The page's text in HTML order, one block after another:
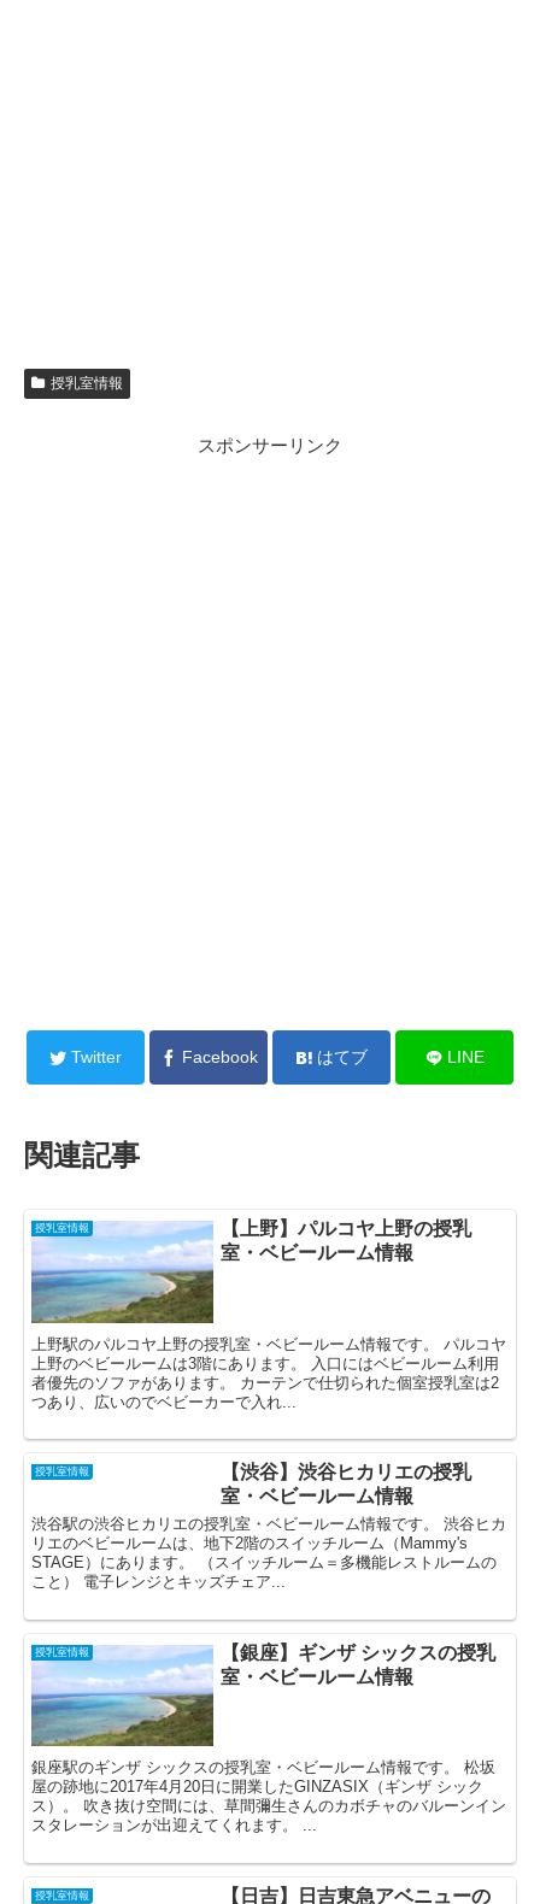
授乳室情報
スポンサーリンク
Twitter Facebook はてブ LINE
関連記事
授乳室情報
【上野】パルコヤ上野の授乳
室・ベビールーム情報
上野駅のパルコヤ上野の授乳室・ベビールーム情報です。 パルコヤ
上野のベビールームは3階にあります。 入口にはベビールーム利用
者優先のソファがあります。 カーテンで仕切られた個室授乳室は2
つあり、広いのでベビーカーで入れ...
授乳室情報
【渋谷】渋谷ヒカリエの授乳
室・ベビールーム情報
渋谷駅の渋谷ヒカリエの授乳室・ベビールーム情報です。 渋谷ヒカ
リエのベビールームは、地下2階のスイッチルーム（Mammy's
STAGE）にあります。 （スイッチルーム＝多機能レストルームの
こと） 電子レンジとキッズチェア...
授乳室情報
【銀座】ギンザ シックスの授乳
室・ベビールーム情報
銀座駅のギンザ シックスの授乳室・ベビールーム情報です。 松坂
屋の跡地に2017年4月20日に開業したGINZASIX（ギンザ シック
ス）。 吹き抜け空間には、草間彌生さんのカボチャのバルーンイン
スタレーションが出迎えてくれます。 ...
授乳室情報
【日吉】日吉東急アベニューの